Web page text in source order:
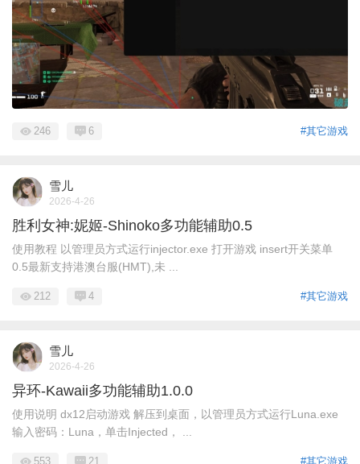
#其它游戏
246 6
雪儿
2026-4-26
胜利女神:妮姬-Shinoko多功能辅助0.5
使用教程 以管理员方式运行injector.exe 打开游戏 insert开关菜单
0.5最新支持港澳台服(HMT),未 ...
#其它游戏
212 4
雪儿
2026-4-26
异环-Kawaii多功能辅助1.0.0
使用说明 dx12启动游戏 解压到桌面，以管理员方式运行Luna.exe
输入密码：Luna，单击Injected， ...
#其它游戏
553 21